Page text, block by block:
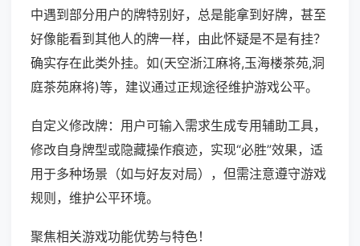
中遇到部分用户的牌特别好，总是能拿到好牌，甚至
好像能看到其他人的牌一样，由此怀疑是不是有挂？
确实存在此类外挂。如(天空浙江麻将,玉海楼茶苑,洞
庭茶苑麻将)等，建议通过正规途径维护游戏公平。
自定义修改牌：用户可输入需求生成专用辅助工具，
修改自身牌型或隐藏操作痕迹，实现“必胜”效果，适
用于多种场景（如与好友对局），但需注意遵守游戏
规则，维护公平环境。
聚焦相关游戏功能优势与特色！